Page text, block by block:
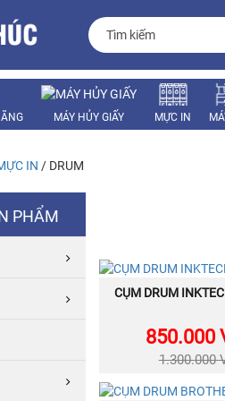
MÁY HỦY GIẤY MỰC IN
LINH KIỆN
IN / DRUM
PHẨM
NEW
MUA
CỤM DRUM
850.000
1.300.000